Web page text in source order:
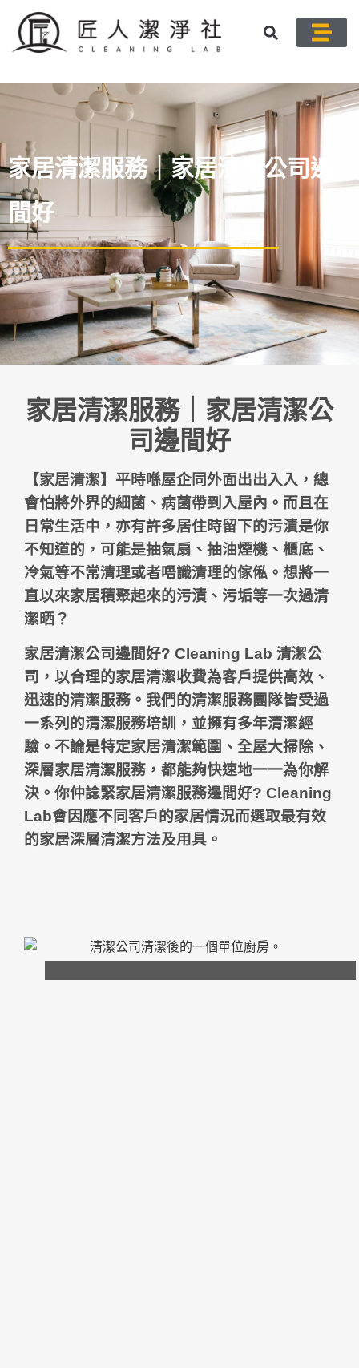
家居清潔服務｜家居清潔公司邊
間好
家居清潔服務｜家居清潔公
司邊間好
【家居清潔】平時喺屋企同外面出出入入，總
會怕將外界的細菌、病菌帶到入屋內。而且在
日常生活中，亦有許多居住時留下的污漬是你
不知道的，可能是抽氣扇、抽油煙機、櫃底、
冷氣等不常清理或者唔識清理的傢俬。想將一
直以來家居積聚起來的污漬、污垢等一次過清
潔晒？
家居清潔公司邊間好? Cleaning Lab 清潔公
司，以合理的家居清潔收費為客戶提供高效、
迅速的清潔服務 。我們的清潔服務團隊皆受過
一系列的清潔服務培訓，並擁有多年清潔經
驗。不論是特定家居清潔範圍、全屋大掃除 、
深層家居清潔服務 ，都能夠快速地一一為你解
決 。你仲諗緊家居清潔服務邊間好? Cleaning
Lab會因應不同客戶的家居情況而選取最有效
的家居深層清潔方法及用具。